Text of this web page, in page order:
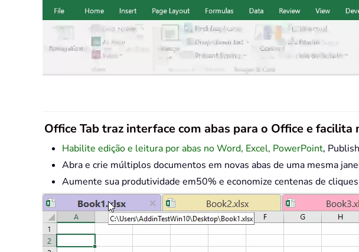
Office Tab traz interface com abas para o Office e
Habilite edição e leitura por abas no Word, Excel, PowerPoint,
Abra e crie múltiplos documentos em novas abas de uma mesma
Aumente sua produtividade em50% e economize centenas de